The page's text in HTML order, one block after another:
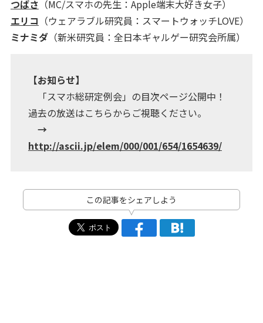
つばさ （MC/スマホの先生：Apple端末大好き女子）
エリコ （ウェアラブル研究員：スマートウォッチLOVE）
ミナミダ（新米研究員：全日本ギャルゲー研究会所属）
【お知らせ】
「スマホ総研定例会」の目次ページ公開中！
過去の放送はこちらからご視聴ください。
→
http://ascii.jp/elem/000/001/654/1654639/
この記事をシェアしよう